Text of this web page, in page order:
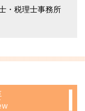
・税理士事務所